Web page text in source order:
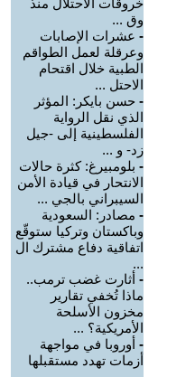
خروقات الاحتلال منذ
وق ...
- عشرات الإصابات
وعرقلة لعمل الطواقم
الطبية خلال اقتحام
الاحتل ...
- حسن بايكر: المؤثر
الذي نقل الرواية
الفلسطينية إلى -جيل
زد- و ...
- بلومبيرغ: كثرة حالات
الانتحار في قيادة الأمن
السيبراني بالجي ...
- مصادر: السعودية
وباكستان وتركيا ستوقّع
اتفاقية دفاع مشترك ال
...
- أثارت غضب ترمب..
ماذا تُخفي تقارير
مخزون الأسلحة
الأمريكية؟ ...
- أوروبا في مواجهة
أزمات تهدد مستقبلها